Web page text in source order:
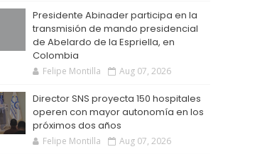
Presidente Abinader participa en la
transmisión de mando presidencial
de Abelardo de la Espriella, en
Colombia
Felipe Montilla Aug 07, 2026
Director SNS proyecta 150 hospitales
operen con mayor autonomía en los
próximos dos años
Felipe Montilla Aug 07, 2026